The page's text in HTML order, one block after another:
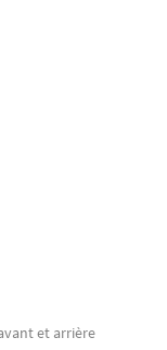
et arrière